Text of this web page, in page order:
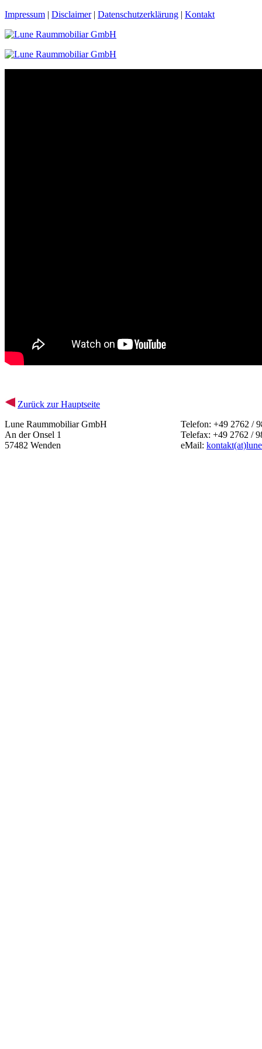
Impressum | Disclaimer| Datenschutzerklärung | Kontakt
Zurück zur Hauptseite
Lune Raummobiliar GmbH
Telefon: +49 2762 /
An der Onsel 1
Telefax: +49 2762 /
57482 Wenden
eMail: